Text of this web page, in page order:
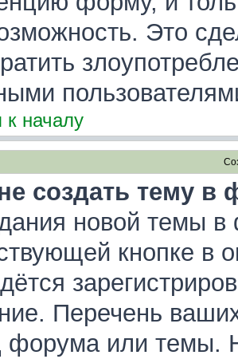
Это
к началу
создать тему в
новой темы
кнопке
Перечень
форума или темы.